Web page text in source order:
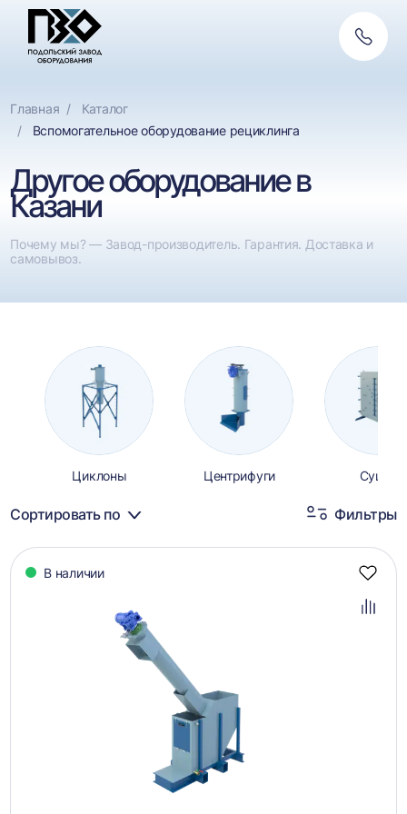
связь
Главная
Каталог
Вспомогательное оборудование рециклинга
Другое оборудование в
Казани
Почему мы? — Завод-производитель. Гарантия. Доставка и
самовывоз.
Циклоны Центрифуги Сушка
Сортировать по Фильтры
Каталог
товаров
В наличии